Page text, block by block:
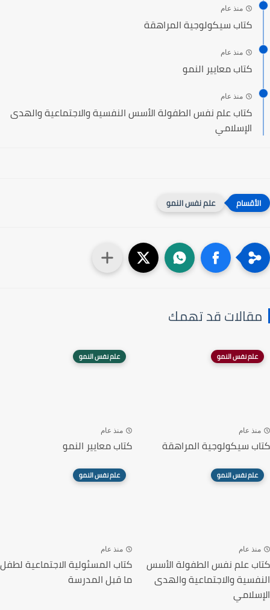
منذ عام
كتاب سيكولوجية المراهقة
منذ عام
كتاب معايير النمو
منذ عام
كتاب علم نفس الطفولة الأسس النفسية والاجتماعية والهدى
الإسلامي
علم نفس النمو
مقالات قد تهمك
علم نفس النمو
منذ عام
كتاب سيكولوجية المراهقة
علم نفس النمو
منذ عام
كتاب معايير النمو
علم نفس النمو
منذ عام
كتاب علم نفس الطفولة الأسس
النفسية والاجتماعية والهدى
الإسلامي
علم نفس النمو
منذ عام
كتاب المسئولية الاجتماعية لطفل
ما قبل المدرسة